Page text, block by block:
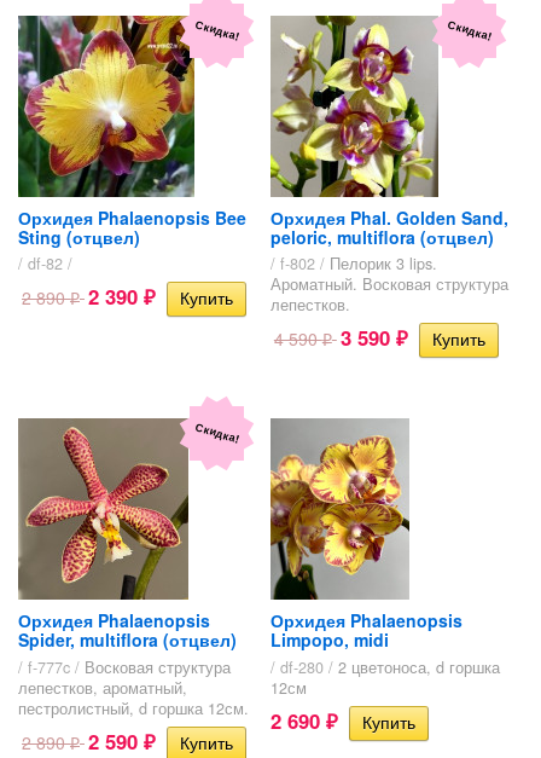
Скидка!
Орхидея Phalaenopsis Bee
Sting (отцвел)
/ df-82 /
2 890₽ 2 390 ₽
Скидка!
Орхидея Phal. Golden Sand,
peloric, multiflora (отцвел)
/ f-802 / Пелорик 3 lips.
Ароматный. Восковая структура
лепестков.
4 590₽ 3 590 ₽
Скидка!
Орхидея Phalaenopsis
Spider, multiflora (отцвел)
/ f-777c / Восковая структура
лепестков, ароматный,
пестролистный, d горшка 12см.
2 890₽ 2 590 ₽
Орхидея Phalaenopsis
Limpopo, midi
/ df-280 / 2 цветоноса, d горшка
12см
2 690 ₽